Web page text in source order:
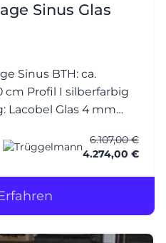
Sinus Glas
ca.
6.107,00 €
4.274,00 €